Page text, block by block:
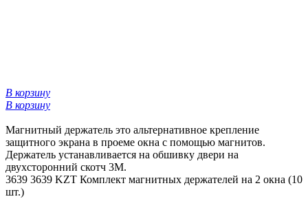
В корзину
В корзину
Магнитный держатель это альтернативное крепление
защитного экрана в проеме окна с помощью магнитов.
Держатель устанавливается на обшивку двери на
двухсторонний скотч 3М.
3639 3639 KZT Комплект магнитных держателей на 2 окна (10
шт.)